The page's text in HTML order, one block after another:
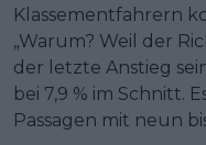
Klassementfahrern
„Warum? Weil der
der letzte Anstieg
bei 7,9 % im Schnitt.
Passagen mit neun